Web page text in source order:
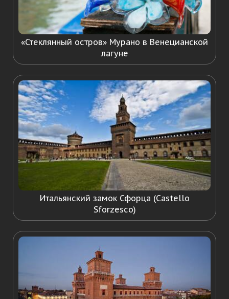
«Стеклянный остров» Мурано в Венецианской
лагуне
Итальянский замок Сфорца (Castello
Sforzesco)